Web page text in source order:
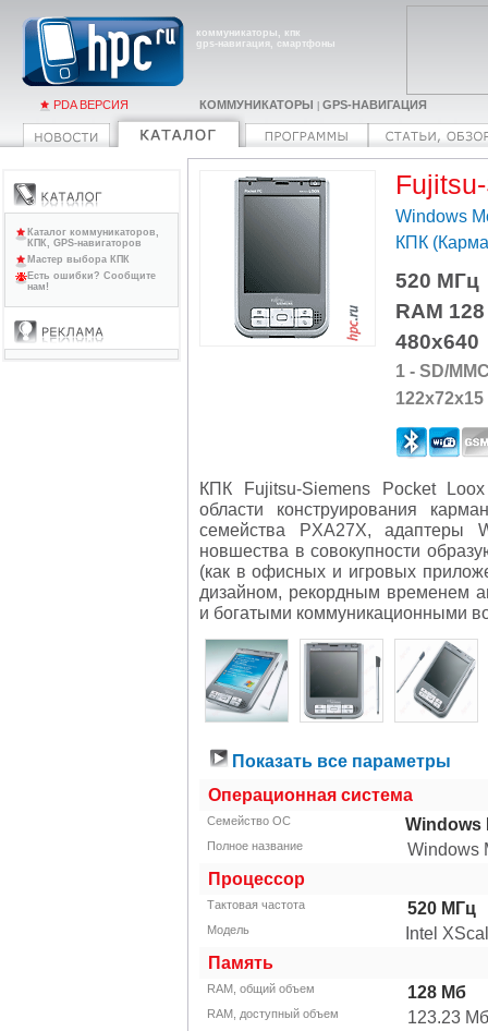
коммуникаторы, кпк
gps-навигация, смартфоны
PDA ВЕРСИЯ КОММУНИКАТОРЫ GPS-НАВИГАЦИЯ
Windows
КПК
520 МГц
RAM
480x640
1 - SD/
КПК Fujitsu-Siemens Pocket
области конструирования
семейства PXA27X, адаптеры
новшества в совокупности
(как в офисных и игровых
дизайном, рекордным временем
и богатыми коммуникационными
Показать все параметры
Операционная система
Семейство ОС Windows
Полное название
Windows
Процессор
Тактовая частота 520 МГц
Модель
Intel
Память
RAM, общий объем 128 Мб
RAM, доступный объем 123.23 Мб
Каталог коммуникаторов,
КПК, GPS-навигаторов
Мастер выбора КПК
Есть ошибки? Сообщите
нам!